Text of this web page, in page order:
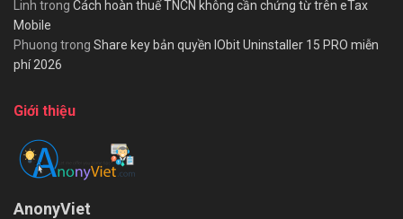
Linh trong Cách hoàn thuế TNCN không cần chứng từ trên eTax
Mobile
Phuong trong Share key bản quyền IObit Uninstaller 15 PRO miễn
phí 2026
Giới thiệu
AnonyViet